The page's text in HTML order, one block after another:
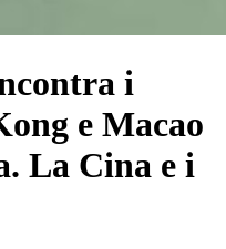
i
e Macao
La Cina e i